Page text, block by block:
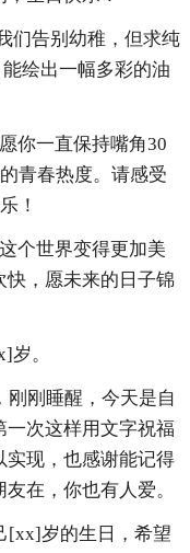
们告别幼稚，但求纯
绘出一幅多彩的油
你一直保持嘴角30
青春热度。请感受
！
个世界变得更加美
，愿未来的日子锦
。
刚刚睡醒，今天是自
一次这样用文字祝福
实现，也感谢能记得
在，你也有人爱。
[xx]岁的生日，希望